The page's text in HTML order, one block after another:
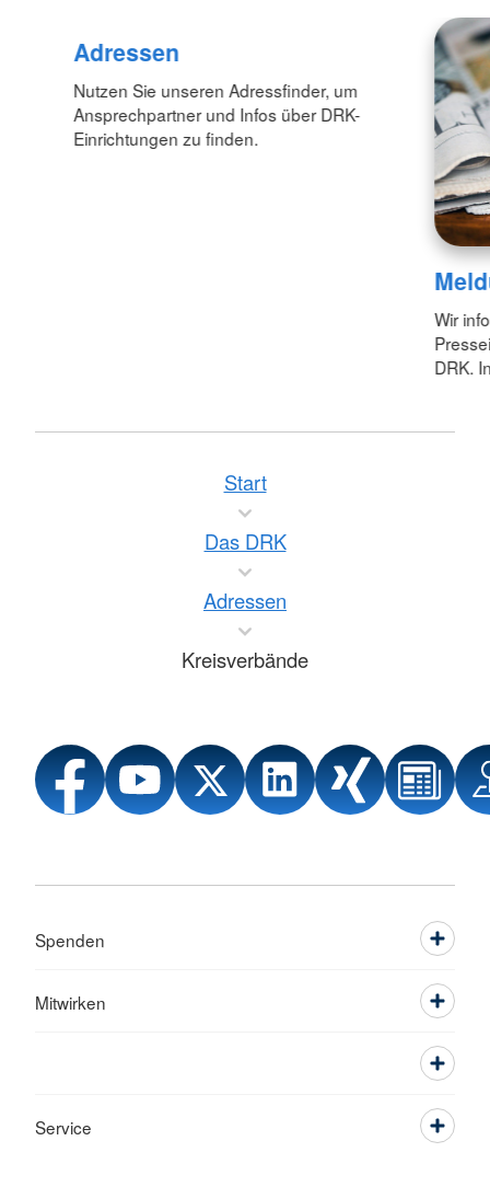
Adressen
Nutzen Sie unseren Adressfinder, um
Ansprechpartner und Infos über DRK-
Einrichtungen zu finden.
Wir
DRK.
Start
Das DRK
Adressen
Kreisverbände
Spenden
Mitwirken
Service